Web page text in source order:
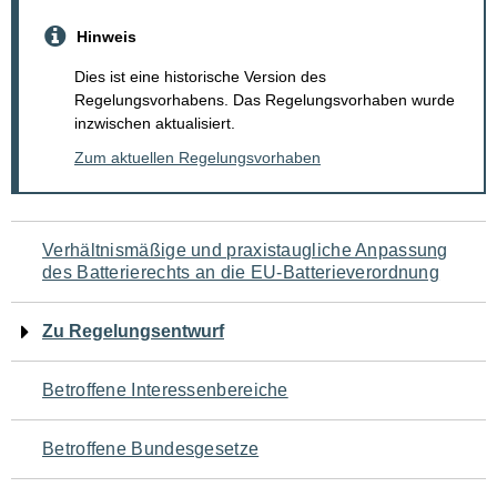
Hinweis
Dies ist eine historische Version des
Regelungsvorhabens. Das Regelungsvorhaben wurde
inzwischen aktualisiert.
Zum aktuellen Regelungsvorhaben
Navigation
für
den
Seiteninhalt
Verhältnismäßige und praxistaugliche Anpassung
des Batterierechts an die EU-Batterieverordnung
Zu Regelungsentwurf
Betroffene Interessenbereiche
Betroffene Bundesgesetze